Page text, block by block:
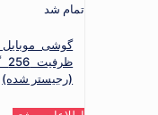
تمام شد
(رجیستر شده)